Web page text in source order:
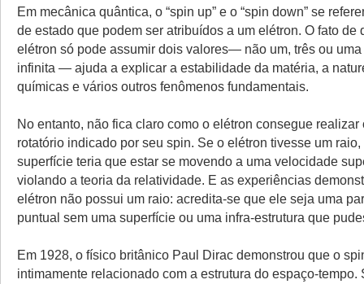
Em mecânica quântica, o “spin up” e o “spin down” se
de estado que podem ser atribuídos a um elétron. O fato de
elétron só pode assumir dois valores— não um, três ou
infinita — ajuda a explicar a estabilidade da matéria, a
químicas e vários outros fenômenos fundamentais.
No entanto, não fica claro como o elétron consegue realizar
rotatório indicado por seu spin. Se o elétron tivesse um
superfície teria que estar se movendo a uma velocidade
violando a teoria da relatividade. E as experiências
elétron não possui um raio: acredita-se que ele seja uma
puntual sem uma superfície ou uma infra-estrutura que
Em 1928, o físico britânico Paul Dirac demonstrou que o
intimamente relacionado com a estrutura do espaço-tempo.